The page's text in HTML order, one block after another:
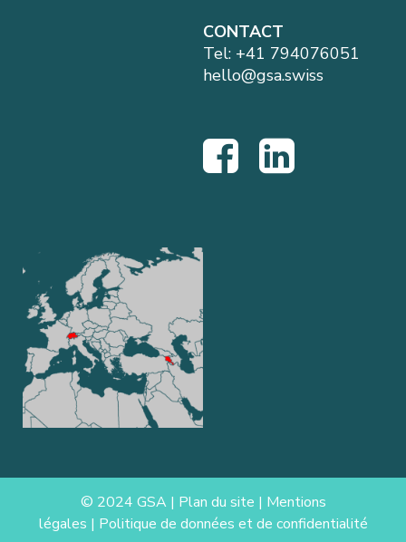
CONTACT
Tel: +41 794076051
hello@gsa.swiss
© 2024 GSA | Plan du site | Mentions
légales | Politique de données et de confidentialité